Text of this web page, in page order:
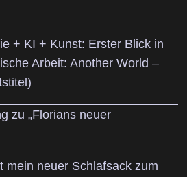
+ KI + Kunst: Erster Blick in
Arbeit: Another World –
zu „Florians neuer
mein neuer Schlafsack zum